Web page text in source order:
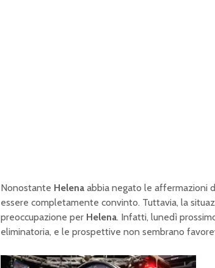
Nonostante Helena abbia negato le affermazioni
essere completamente convinto. Tuttavia, la
preoccupazione per Helena. Infatti, lunedì
eliminatoria, e le prospettive non sembrano